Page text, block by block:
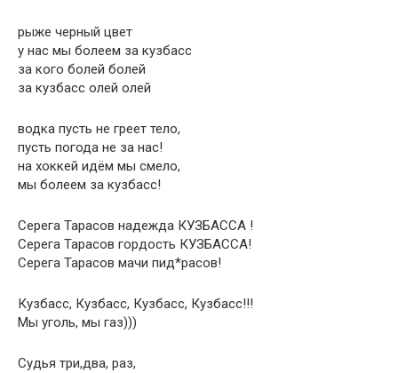
рыже черный цвет
у нас мы болеем за кузбасс
за кого болей болей
за кузбасс олей олей
водка пусть не греет тело,
пусть погода не за нас!
на хоккей идём мы смело,
мы болеем за кузбасс!
Серега Тарасов надежда КУЗБАССА !
Серега Тарасов гордость КУЗБАССА!
Серега Тарасов мачи пид*расов!
Кузбасс, Кузбасс, Кузбасс, Кузбасс!!!
Мы уголь, мы газ)))
Судья три,два, раз,